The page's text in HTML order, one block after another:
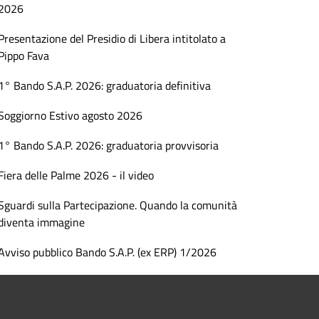
del Presidio di Libera intitolato a
Fava
1° Bando S.A.P. 2026: graduatoria definitiva
Estivo agosto 2026
1° Bando S.A.P. 2026: graduatoria provvisoria
delle Palme 2026 - il video
sulla Partecipazione. Quando la comunità
immagine
pubblico Bando S.A.P. (ex ERP) 1/2026